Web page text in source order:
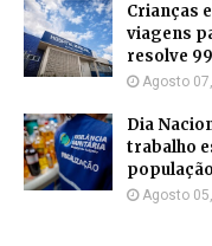
Crianças
viagens
resolve
Agosto
Dia
trabalho
Agosto